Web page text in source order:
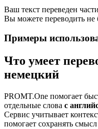
Ваш текст переведен
Вы можете переводить не
Примеры
Что умеет
немецкий
PROMT.One помогает
отдельные слова с
Сервис учитывает
помогает сохранять